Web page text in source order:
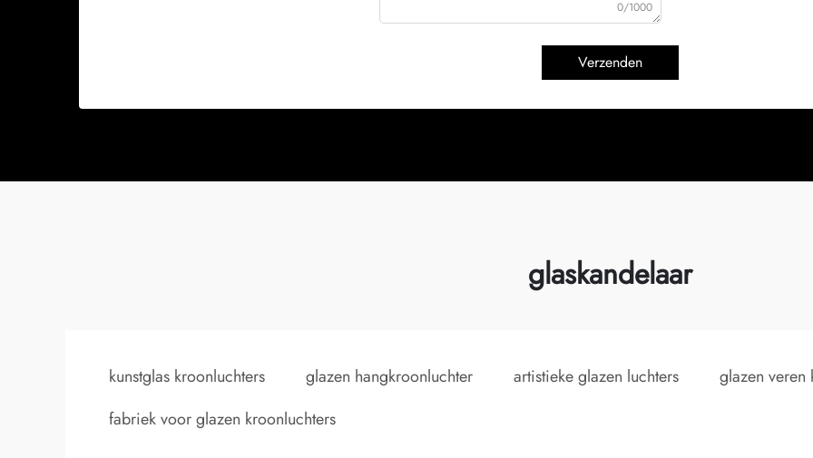
0/1000
Verzenden
glaskandelaar
kunstglas kroonluchters glazen hangkroonluchter artistieke glazen luchters glazen veren
fabriek voor glazen kroonluchters